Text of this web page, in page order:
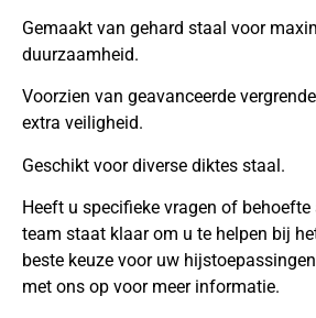
Gemaakt van gehard staal voor
duurzaamheid.
Voorzien van geavanceerde
extra veiligheid.
Geschikt voor diverse diktes staal.
Heeft u specifieke vragen of behoefte
team staat klaar om u te helpen bij
beste keuze voor uw
met ons op voor meer informatie.